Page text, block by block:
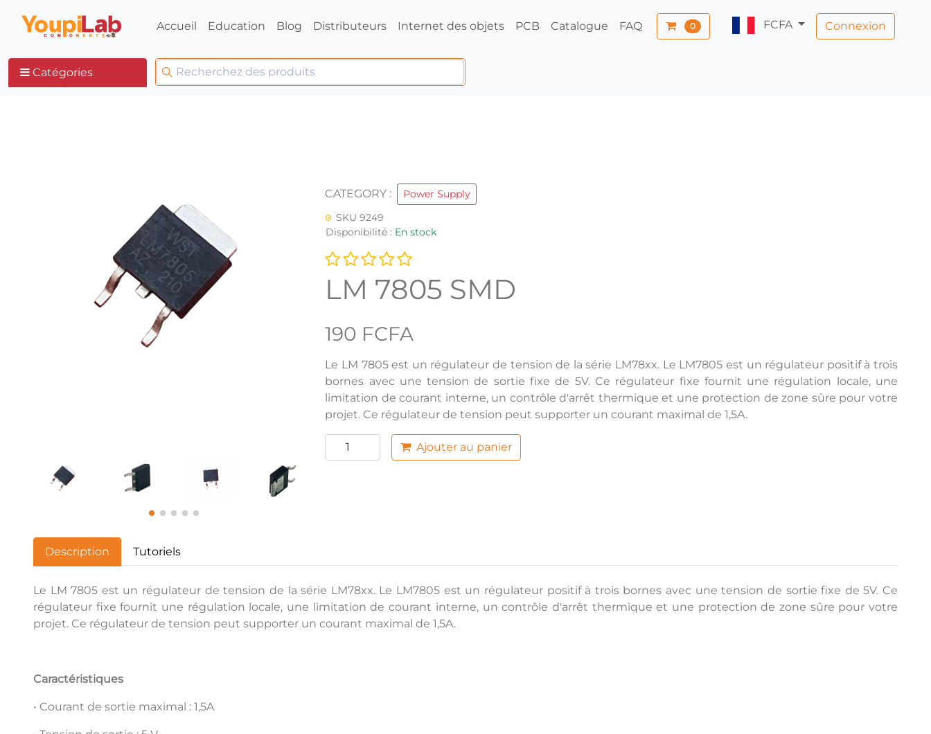
Accueil Education Blog Distributeurs Internet des objets PCB Catalogue FAQ 0 FCFA Connexion
Catégories
CATEGORY :
Power Supply
SKU 9249
Disponibilité : En stock
LM 7805 SMD
190 FCFA
Le LM 7805 est un régulateur de tension de la série LM78xx. Le LM7805 est un régulateur positif à trois
bornes avec une tension de sortie fixe de 5V. Ce régulateur fixe fournit une régulation locale, une
limitation de courant interne, un contrôle d'arrêt thermique et une protection de zone sûre pour votre
projet. Ce régulateur de tension peut supporter un courant maximal de 1,5A.
Ajouter au panier
Description Tutoriels
Le LM 7805 est un régulateur de tension de la série LM78xx. Le LM7805 est un régulateur positif à trois bornes avec une tension de sortie fixe de 5V. Ce
régulateur fixe fournit une régulation locale, une limitation de courant interne, un contrôle d'arrêt thermique et une protection de zone sûre pour votre
projet. Ce régulateur de tension peut supporter un courant maximal de 1,5A.
Caractéristiques
• Courant de sortie maximal : 1,5A